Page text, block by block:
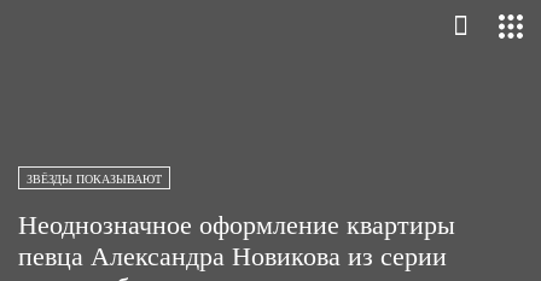
ЗВЁЗДЫ ПОКАЗЫВАЮТ
Неоднозначное оформление квартиры
певца Александра Новикова из серии